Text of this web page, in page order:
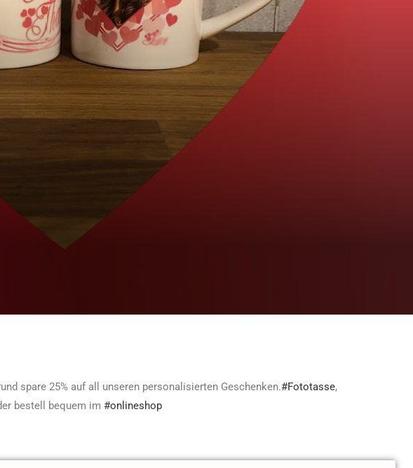
und spare 25% auf all unseren personalisierten Geschenken.#Fototasse,
bestell bequem im #onlineshop